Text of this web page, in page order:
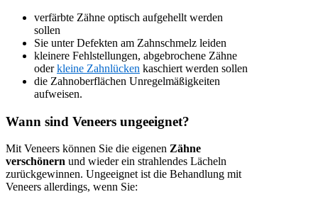
verfärbte Zähne optisch aufgehellt werden
sollen
Sie unter Defekten am Zahnschmelz leiden
kleinere Fehlstellungen, abgebrochene Zähne
oderkleine Zahnlücken kaschiert werden sollen
die Zahnoberflächen Unregelmäßigkeiten
aufweisen.
Wann sind Veneers ungeeignet?
Mit Veneers können Sie die eigenen Zähne
verschönern und wieder ein strahlendes Lächeln
zurückgewinnen. Ungeeignet ist die Behandlung mit
Veneers allerdings, wenn Sie: